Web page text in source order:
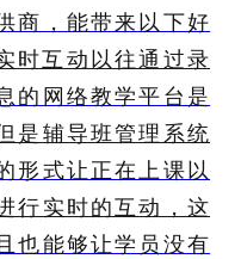
商，能带来以下好
时互动以往通过录
的网络教学平台是
是辅导班管理系统
形式让正在上课以
行实时的互动，这
也能够让学员没有